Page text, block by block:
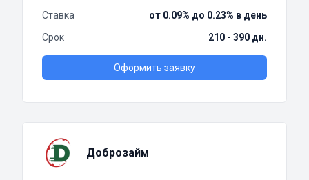
Ставка
от 0.09% до 0.23% в день
Срок
210 - 390 дн.
Оформить заявку
Доброзайм